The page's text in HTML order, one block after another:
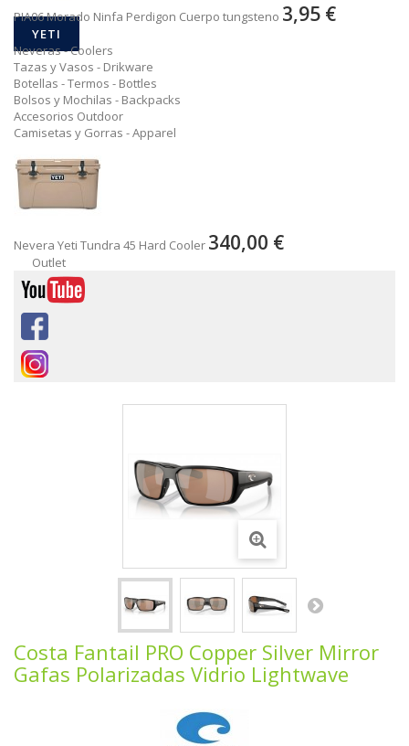
PIA06 Morado Ninfa Perdigon Cuerpo tungsteno 3,95 €
YETI
Neveras - Coolers
Tazas y Vasos - Drikware
Botellas - Termos - Bottles
Bolsos y Mochilas - Backpacks
Accesorios Outdoor
Camisetas y Gorras - Apparel
Nevera Yeti Tundra 45 Hard Cooler 340,00 €
Outlet
Costa Fantail PRO Copper Silver Mirror
Gafas Polarizadas Vidrio Lightwave